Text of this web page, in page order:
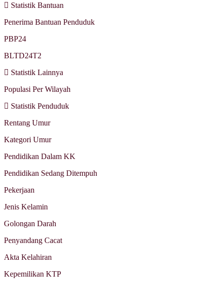
Statistik Bantuan
Penerima Bantuan Penduduk
PBP24
BLTD24T2
Statistik Lainnya
Populasi Per Wilayah
Statistik Penduduk
Rentang Umur
Kategori Umur
Pendidikan Dalam KK
Pendidikan Sedang Ditempuh
Pekerjaan
Jenis Kelamin
Golongan Darah
Penyandang Cacat
Akta Kelahiran
Kepemilikan KTP